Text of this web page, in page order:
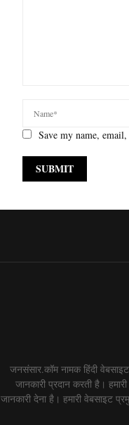
Save my name,
जनसंसार.कॉम नामक हिंदी
जानकारी प्रदान करती है।
जानकारी देना है। हमारी वेबसाइट